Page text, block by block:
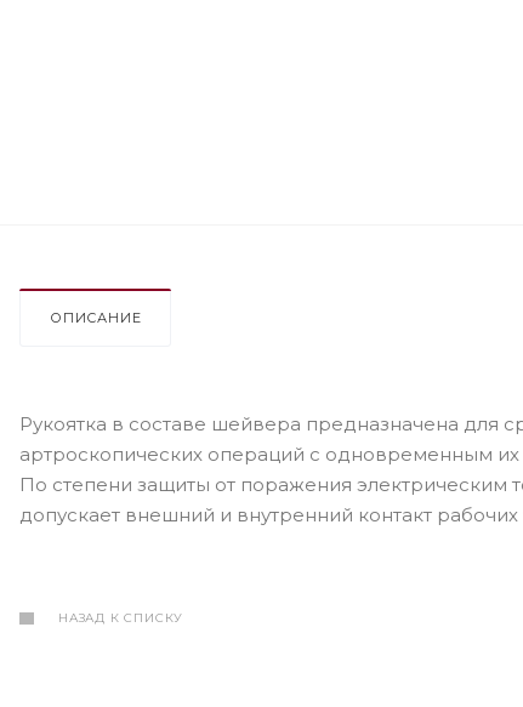
ОПИСАНИЕ
Рукоятка в составе шейвера предназначена для
артроскопических операций с одновременным
По степени защиты от поражения электрическим
допускает внешний и внутренний контакт
НАЗАД К СПИСКУ